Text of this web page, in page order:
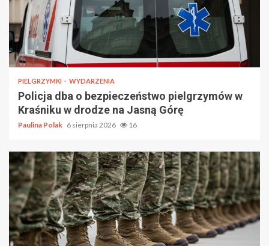
PIELGRZYMKI WYDARZENIA
Policja dba o bezpieczeństwo pielgrzymów w
Kraśniku w drodze na Jasną Górę
Paulina Polak 6 sierpnia 2026 16